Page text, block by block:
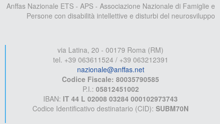
Anffas Nazionale ETS - APS - Associazione Nazionale di Famiglie e
Persone con disabilità intellettive e disturbi del neurosviluppo
via Latina, 20 - 00179 Roma (RM)
tel. +39 063611524 / +39 063212391
nazionale@anffas.net
Codice Fiscale: 80035790585
P.I.: 05812451002
IBAN: IT 44 L 02008 03284 000102973743
Codice Identificativo destinatario (CID): SUBM70N